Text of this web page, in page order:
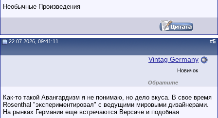
Необычные Произведения
22.07.2026, 09:41:11 #5
Vintag Germany
Новичок
Обратите
внимание на
маленький стаж
пользователя на
этом форуме.
Сделки с
Как-то такой Авангардизм я не понимаю, но дело вкуса. В свое время
Rosenthal "экспериментировал" с ведущими мировыми дизайнерами.
На рынках Германии еще встречаются Версаче и подобная